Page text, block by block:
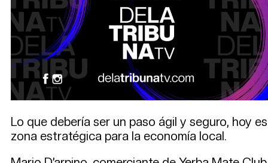
Lo que debería ser un paso ágil y seguro, hoy
zona estratégica para la economía local.